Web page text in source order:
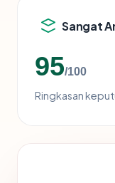
Sangat
95/100
Ringkasan